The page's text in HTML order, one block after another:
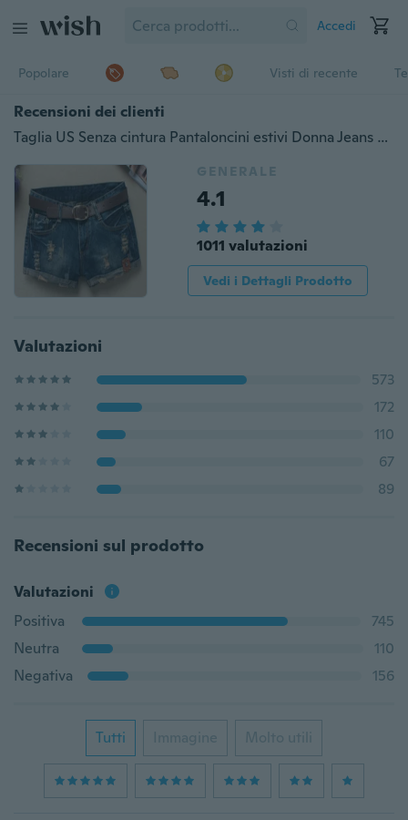
Accedi
Popolare Visti di recente
Recensioni dei clienti
Taglia US Senza cintura Pantaloncini estivi Donna Jeans vintage Club Pantaloni corti in denim (cintura non inclusa)
GENERALE
4.1
1011 valutazioni
Vedi i Dettagli Prodotto
Valutazioni
573
172
110
67
89
Recensioni sul prodotto
Valutazioni
Positiva
745
Neutra
110
Negativa
156
Tutti Immagine Molto utili